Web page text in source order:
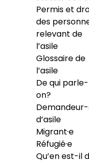
Permis et
des
relevant de
l’asile
Glossaire de
l’asile
De qui
on?
d’asile
Migrant·e
Réfugié·e
Qu’en est-il